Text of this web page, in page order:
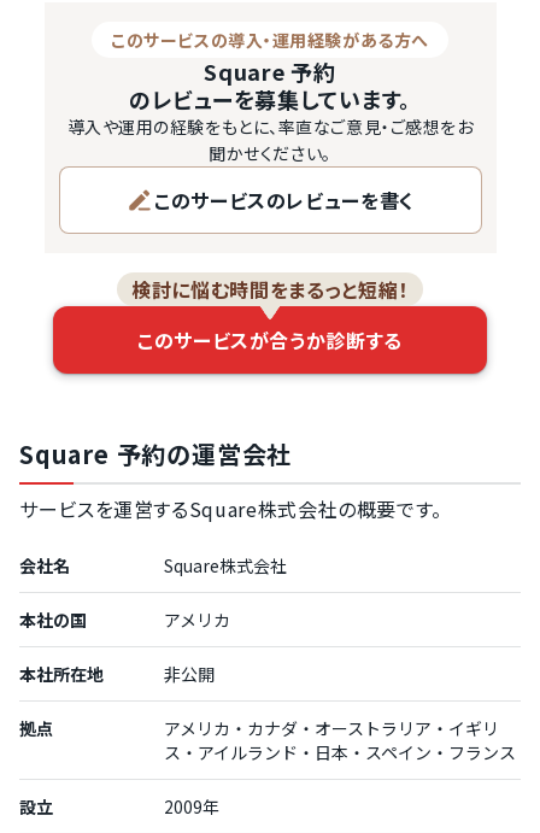
このサービスの導入・運用経験がある方へ
Square 予約
のレビューを募集しています。
導入や運用の経験をもとに、率直なご意見・ご感想をお
聞かせください。
このサービスのレビューを書く
検討に悩む時間をまるっと短縮！
このサービスが合うか診断する
Square 予約の運営会社
サービスを運営するSquare株式会社の概要です。
会社名 Square株式会社
本社の国 アメリカ
本社所在地 非公開
拠点
アメリカ・カナダ・オーストラリア・イギリ
ス・アイルランド・日本・スペイン・フランス
設立 2009年